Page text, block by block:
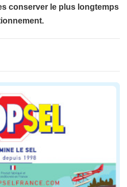
conserver le plus longtemps